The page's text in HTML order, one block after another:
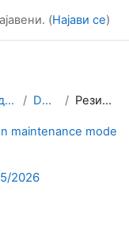
(Најави се)
Додипломски студии DNK Резиме
maintenance mode
2026